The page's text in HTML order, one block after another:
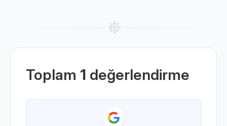
Toplam 1 değerlendirme